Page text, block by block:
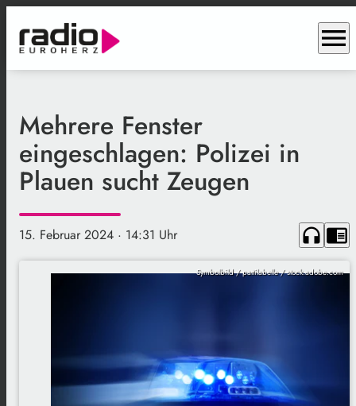
menu
Mehrere Fenster
eingeschlagen: Polizei in
Plauen sucht Zeugen
15. Februar 2024 · 14:31 Uhr headphones chrome_reader_mode
Symbolbild / pattilabelle / stock.adobe.com